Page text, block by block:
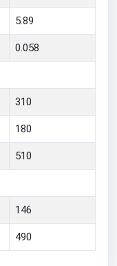
5.89
0.058
310
180
510
146
490